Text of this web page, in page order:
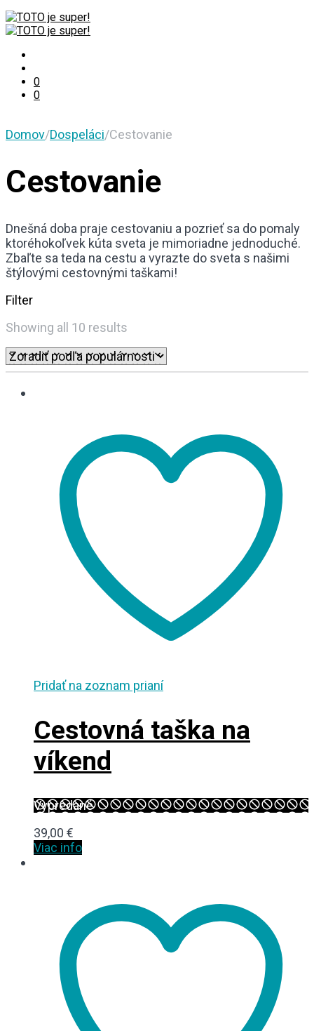
0
0
Domov/Dospeláci/Cestovanie
Cestovanie
Dnešná doba praje cestovaniu a pozrieť sa do pomaly
ktoréhokoľvek kúta sveta je mimoriadne jednoduché.
Zbaľte sa teda na cestu a vyrazte do sveta s našimi
štýlovými cestovnými taškami!
Filter
Showing all 10 results
popularity
Pridať na zoznam prianí
Cestovná taška na
víkend
Vypredané
39,00 €
Viac info